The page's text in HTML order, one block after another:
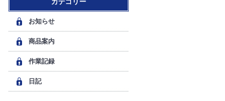
お知らせ
商品案内
作業記録
日記